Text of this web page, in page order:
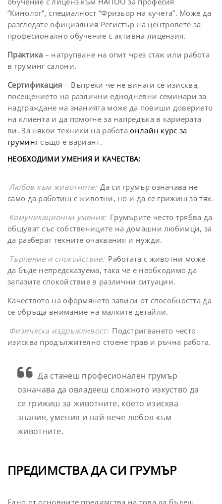
“Кинолог”, специалност “Фризьор на кучета”. Може да
разгледате официалния Регистър на центровете за
професионално обучение с активна лицензия.
Практика – натрупване на опит чрез стаж или работа
в груминг салони.
Сертификация – Въпреки че не винаги се изисква,
посещението на различни еднодневни семинари за
надграждане на знанията може да повиши доверието
на клиента и да помогне за напредъка в кариерата
ви. За някои техники на работаонлайн курс за
грумингсъщо е вариант.
НЕОБХОДИМИ УМЕНИЯ И КАЧЕСТВА:
Любов към животните: Да си грумър означава не
само да работиш с животни, но и да се грижиш за тях.
Комуникационни умения: Грумърите често трябва да
общуват със собствениците на домашни любимци, за
да разберат техните очаквания и нужди.
Търпение и спокойствие: Работата с животни може
да бъде непредсказуема, така че е необходимо да
запазите спокойствие в различни ситуации.
Качеството на оформянето зависи от способността да
се обръща внимание на малките детайли.
Физическа издръжливост: Подстригването често
изисква продължително стоене прав и ръчна работа.
Да станеш професионален грумър
означава да овладееш сложното изкуство да
се грижиш за животните, което изисква
знания, умения и най-вече любов към
животните.
ПРЕДИМСТВА ДА СИ ГРУМЪР